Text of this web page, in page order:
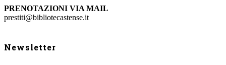
PRENOTAZIONI VIA MAIL
prestiti@bibliotecastense.it
Newsletter